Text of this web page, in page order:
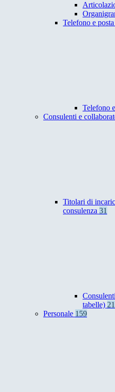
Telefono e
Telefono
Consulenti e
Titolari di
consulenza 31
tabelle) 21
Personale 159